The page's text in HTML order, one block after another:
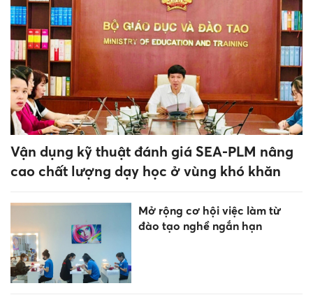
Vận dụng kỹ thuật đánh giá SEA-PLM nâng
cao chất lượng dạy học ở vùng khó khăn
Mở rộng cơ hội việc làm từ
đào tạo nghề ngắn hạn